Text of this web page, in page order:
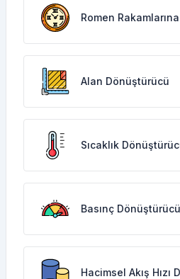
Romen Rakamlarına
Alan Dönüştürücü
Sıcaklık
Basınç Dönüştürücü
Hacimsel Akış Hızı